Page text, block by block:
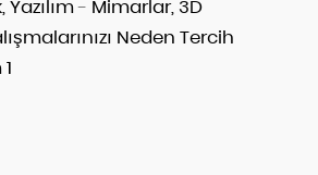
- Mimarlar, 3D
Neden Tercih